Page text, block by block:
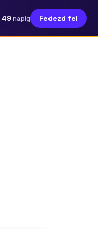
49 napig Fedezd fel